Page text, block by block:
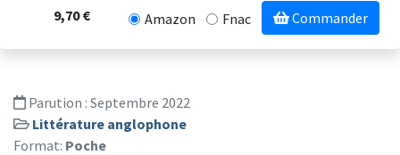
9,70 €
Amazon Fnac Commander
Parution : Septembre 2022
Littérature anglophone
Format: Poche